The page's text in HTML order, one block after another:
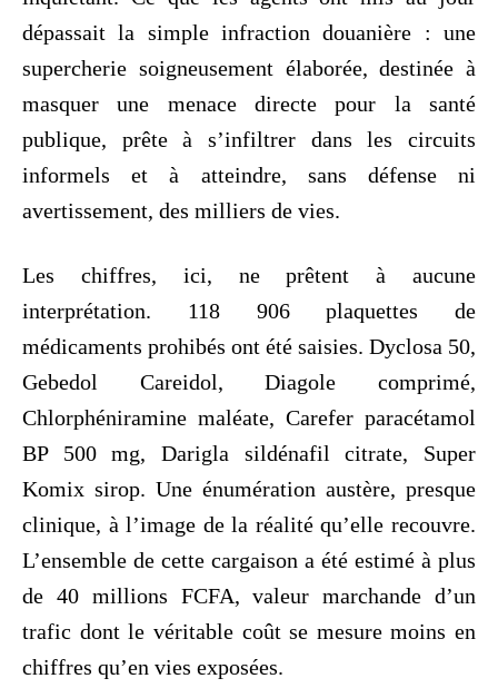
dépassait la simple infraction douanière : une
supercherie soigneusement élaborée, destinée à
masquer une menace directe pour la santé
publique, prête à s’infiltrer dans les circuits
informels et à atteindre, sans défense ni
avertissement, des milliers de vies.
Les chiffres, ici, ne prêtent à aucune
interprétation. 118 906 plaquettes de
médicaments prohibés ont été saisies. Dyclosa 50,
Gebedol Careidol, Diagole comprimé,
Chlorphéniramine maléate, Carefer paracétamol
BP 500 mg, Darigla sildénafil citrate, Super
Komix sirop. Une énumération austère, presque
clinique, à l’image de la réalité qu’elle recouvre.
L’ensemble de cette cargaison a été estimé à plus
de 40 millions FCFA, valeur marchande d’un
trafic dont le véritable coût se mesure moins en
chiffres qu’en vies exposées.